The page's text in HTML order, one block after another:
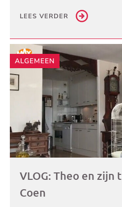
LEES VERDER
ALGEMEEN
VLOG: Theo en zijn
Coen